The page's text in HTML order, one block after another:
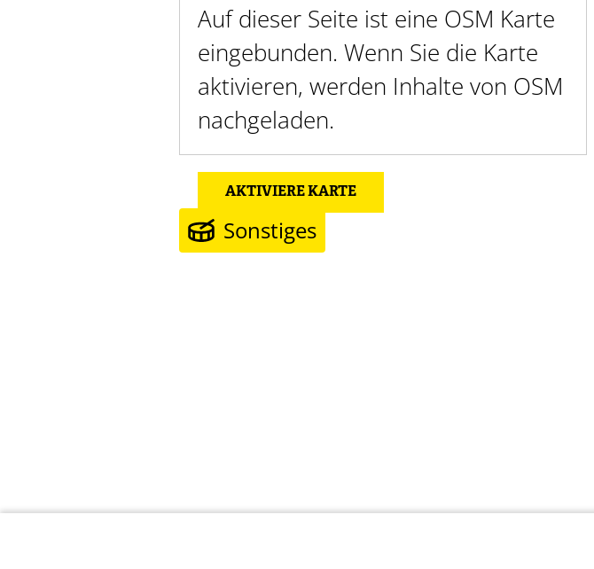
Auf dieser Seite ist eine OSM Karte
eingebunden. Wenn Sie die Karte
aktivieren, werden Inhalte von OSM
nachgeladen.
AKTIVIERE KARTE
Sonstiges